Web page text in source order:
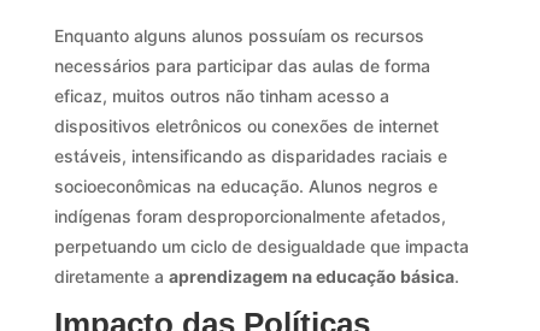
Enquanto alguns alunos possuíam os recursos
necessários para participar das aulas de forma
eficaz, muitos outros não tinham acesso a
dispositivos eletrônicos ou conexões de internet
estáveis, intensificando as disparidades raciais e
socioeconômicas na educação. Alunos negros e
indígenas foram desproporcionalmente afetados,
perpetuando um ciclo de desigualdade que impacta
diretamente a aprendizagem na educação básica.
Impacto das Políticas